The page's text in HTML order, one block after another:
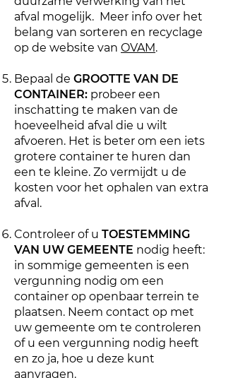
afval mogelijk. Meer info over het
belang van sorteren en recyclage
op de website van OVAM.
Bepaal de GROOTTE VAN DE
CONTAINER: probeer een
inschatting te maken van de
hoeveelheid afval die u wilt
afvoeren. Het is beter om een iets
grotere container te huren dan
een te kleine. Zo vermijdt u de
kosten voor het ophalen van extra
afval.
Controleer of u TOESTEMMING
VAN UW GEMEENTE nodig heeft:
in sommige gemeenten is een
vergunning nodig om een
container op openbaar terrein te
plaatsen. Neem contact op met
uw gemeente om te controleren
of u een vergunning nodig heeft
en zo ja, hoe u deze kunt
aanvragen.